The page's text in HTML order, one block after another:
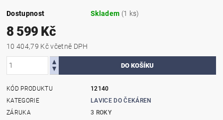
Dostupnost Skladem (1 ks)
8 599 Kč
10 404,79 Kč včetně DPH
KÓD PRODUKTU
12140
KATEGORIE
LAVICE DO ČEKÁREN
ZÁRUKA
3 ROKY